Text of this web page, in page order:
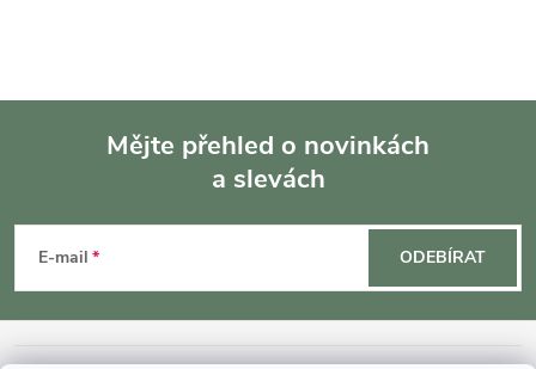
p
Mějte přehled o novinkách
a slevách
E-mail ODEBÍRAT